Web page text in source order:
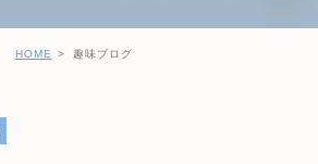
HOME 趣味ブログ